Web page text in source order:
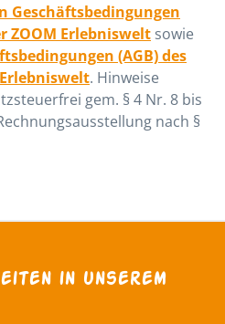
Geschäftsbedingungen
ZOOM Erlebniswelt sowie
(AGB) des
. Hinweise
gem. § 4 Nr. 8 bis
nach §
in unserem